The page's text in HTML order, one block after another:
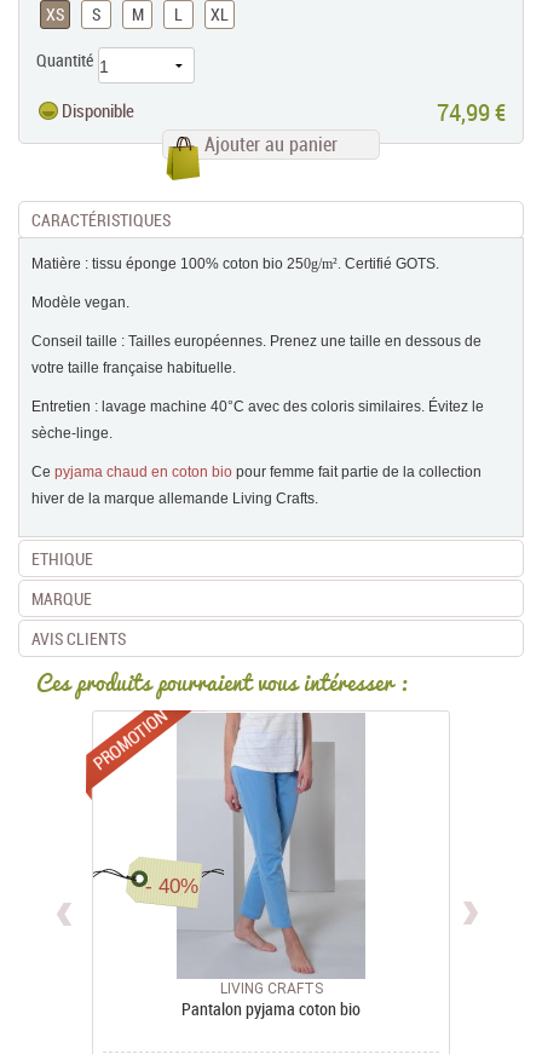
XS
S M L
XL
Quantité
Disponible 74,99 €
Ajouter au panier
CARACTÉRISTIQUES
Matière : tissu éponge 100% coton bio 250g/m². Certifié GOTS.
Modèle vegan.
Conseil taille : Tailles européennes. Prenez une taille en dessous de
votre taille française habituelle.
Entretien : lavage machine 40°C avec des coloris similaires. Évitez le
sèche-linge.
Ce pyjama chaud en coton bio pour femme fait partie de la collection
hiver de la marque allemande Living Crafts.
ETHIQUE
MARQUE
AVIS CLIENTS
Ces produits pourraient vous intéresser :
Promotions
- 40%
LIVING CRAFTS
Pantalon pyjama coton bio